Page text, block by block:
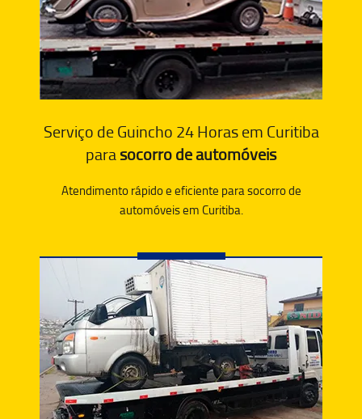
Serviço de Guincho 24 Horas em Curitiba
parasocorro de automóveis
Atendimento rápido e eficiente para socorro de
automóveis em Curitiba.